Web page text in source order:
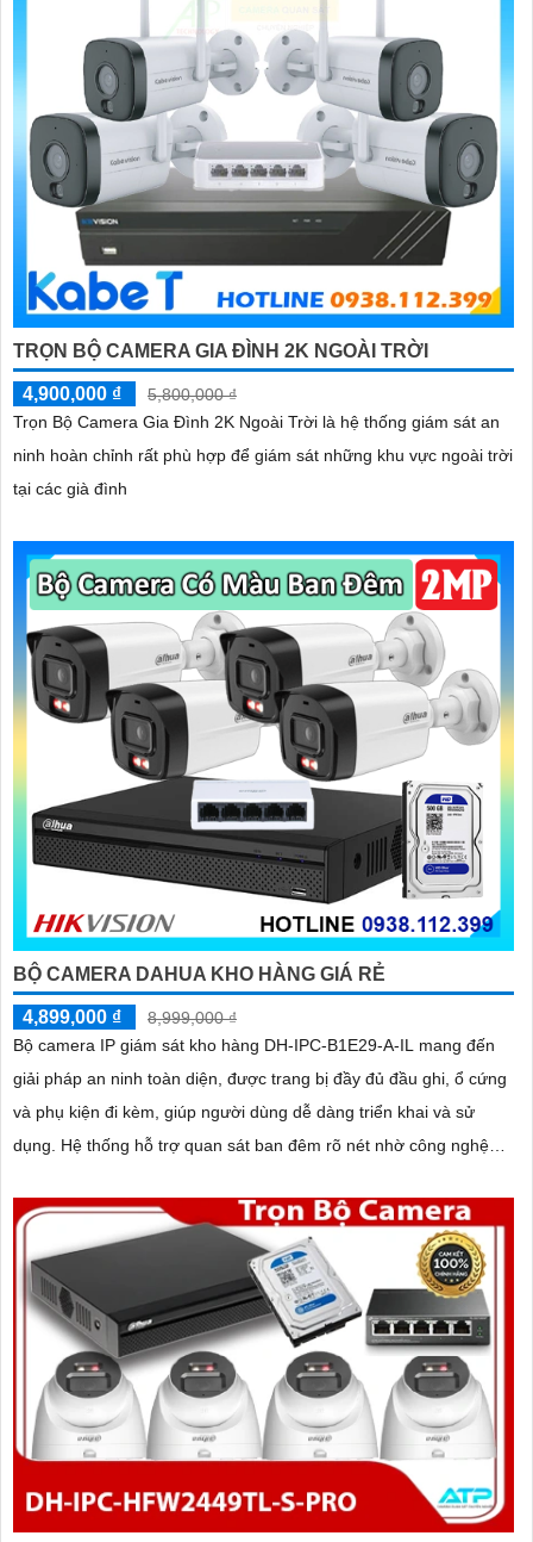
TRỌN BỘ CAMERA GIA ĐÌNH 2K NGOÀI TRỜI
4,900,000 ₫
5,800,000 ₫
Trọn Bộ Camera Gia Đình 2K Ngoài Trời là hệ thống giám sát an
ninh hoàn chỉnh rất phù hợp để giám sát những khu vực ngoài trời
tại các già đình
BỘ CAMERA DAHUA KHO HÀNG GIÁ RẺ
4,899,000 ₫
8,999,000 ₫
Bộ camera IP giám sát kho hàng DH-IPC-B1E29-A-IL mang đến
giải pháp an ninh toàn diện, được trang bị đầy đủ đầu ghi, ổ cứng
và phụ kiện đi kèm, giúp người dùng dễ dàng triển khai và sử
dụng. Hệ thống hỗ trợ quan sát ban đêm rõ nét nhờ công nghệ
hiện chuyển động thông minh, giúp đảm bảo an toàn tuyệt đối cho
khu vực kho hàng